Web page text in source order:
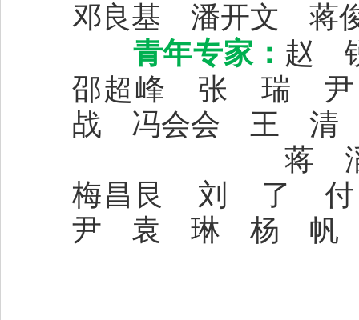
邓良基 潘开文
蒋
青年专家： 赵
邵超峰 张 瑞
战 冯会会 王 清
蒋 滔 陈晓
梅昌艮 刘 了
尹 袁 琳 杨 帆